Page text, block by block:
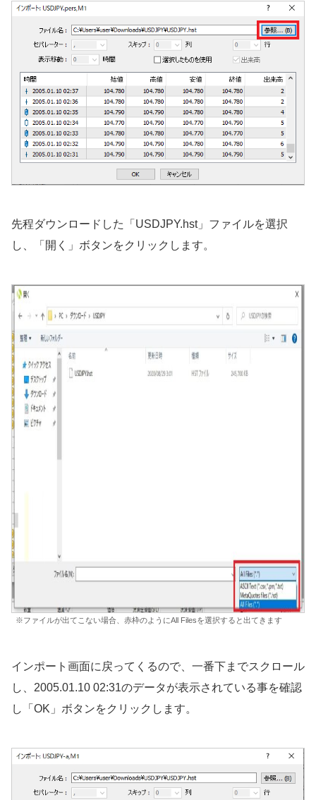
先程ダウンロードした「USDJPY.hst」ファイルを選択
し、「開く」ボタンをクリックします。
※ファイルが出てこない場合、赤枠のようにAll Filesを選択すると出てきます
インポート画面に戻ってくるので、一番下までスクロール
し、2005.01.10 02:31のデータが表示されている事を確認
し「OK」ボタンをクリックします。